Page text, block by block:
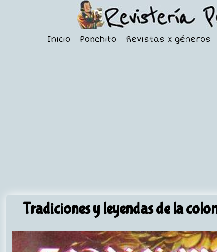
Inicio Ponchito Revistas x géneros
Tradiciones y leyendas de la